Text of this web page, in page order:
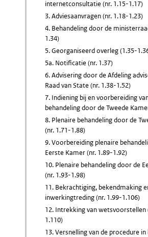
internetconsultatie (nr. 1.15-1.17)
3. Adviesaanvragen (nr. 1.18-1.23)
4. Behandeling door de
1.34)
5. Georganiseerd overleg (1.35-
5a. Notificatie (nr. 1.37)
6. Advisering door de Afdeling
Raad van State (nr. 1.38-1.52)
7. Indiening bij en voorbereiding
behandeling door de Tweede
8. Plenaire behandeling door de
(nr. 1.71-1.88)
9. Voorbereiding plenaire
Eerste Kamer (nr. 1.89-1.92)
10. Plenaire behandeling door de
(nr. 1.93-1.98)
11. Bekrachtiging, bekendmaking
inwerkingtreding (nr. 1.99-1.106)
12. Intrekking van wetsvoorstellen
1.110)
13. Versnelling van de procedure